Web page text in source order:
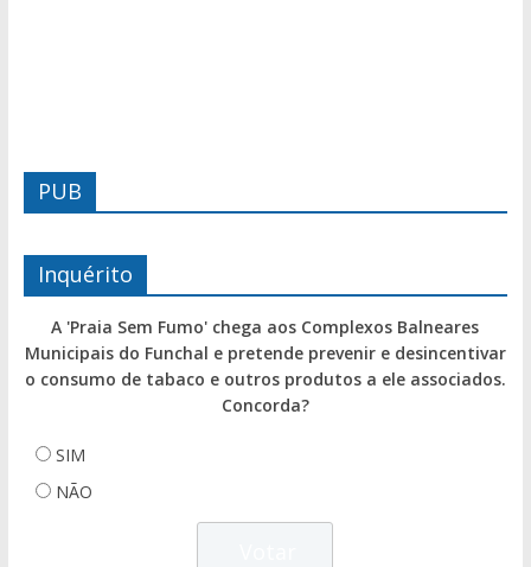
PUB
Inquérito
A 'Praia Sem Fumo' chega aos Complexos Balneares
Municipais do Funchal e pretende prevenir e desincentivar
o consumo de tabaco e outros produtos a ele associados.
Concorda?
SIM
NÃO